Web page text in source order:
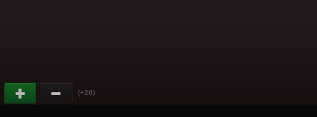
(+26)